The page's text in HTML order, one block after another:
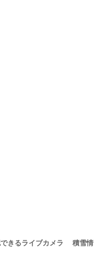
できるライブカメラ 積雪情